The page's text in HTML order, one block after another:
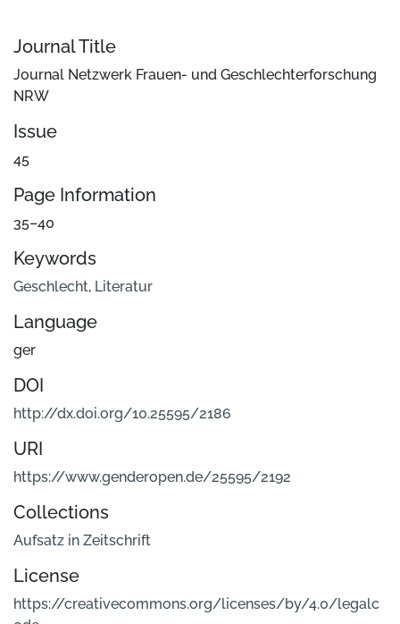
Journal Title
Journal Netzwerk Frauen- und Geschlechterforschung
NRW
Issue
45
Page Information
35–40
Keywords
Geschlecht, Literatur
Language
ger
DOI
http://dx.doi.org/10.25595/2186
URI
https://www.genderopen.de/25595/2192
Collections
Aufsatz in Zeitschrift
License
https://creativecommons.org/licenses/by/4.0/legalc